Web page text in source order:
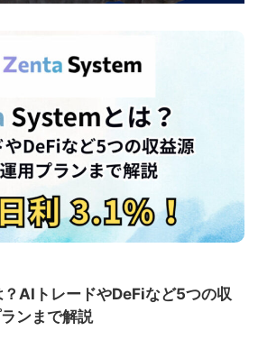
AIトレードやDeFiなど5つの収
ンまで解説